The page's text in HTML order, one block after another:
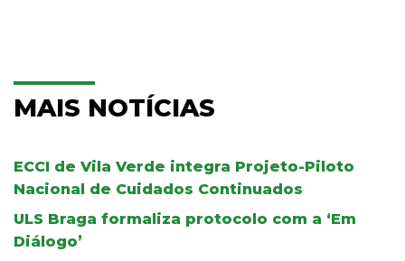
MAIS NOTÍCIAS
ECCI de Vila Verde integra Projeto-Piloto
Nacional de Cuidados Continuados
ULS Braga formaliza protocolo com a ‘Em
Diálogo’